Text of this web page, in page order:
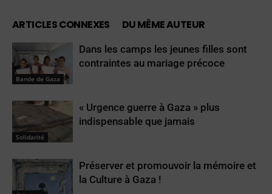
ARTICLES CONNEXES DU MÊME AUTEUR
Bande de Gaza
Dans les camps les jeunes filles sont
contraintes au mariage précoce
Solidarité
« Urgence guerre à Gaza » plus
indispensable que jamais
Préserver et promouvoir la mémoire et
la Culture à Gaza !